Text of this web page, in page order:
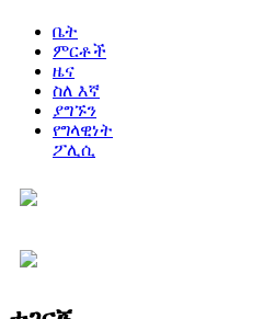
ቤት
ምርቶች
ዜና
ስለ እኛ
ያግኙን
የግላዊነት
ፖሊሲ